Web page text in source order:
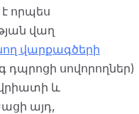
որպես
վաղ
վարքագծերի
սովորողներ)
և
այդ,